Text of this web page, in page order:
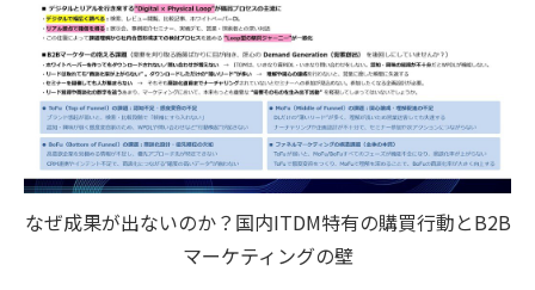
なぜ成果が出ないのか？国内ITDM特有の購買行動とB2B
マーケティングの壁